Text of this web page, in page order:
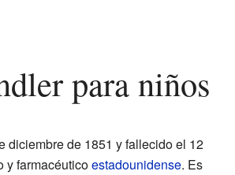
para niños
diciembre de 1851 y fallecido el 12
y farmacéuticoestadounidense. Es